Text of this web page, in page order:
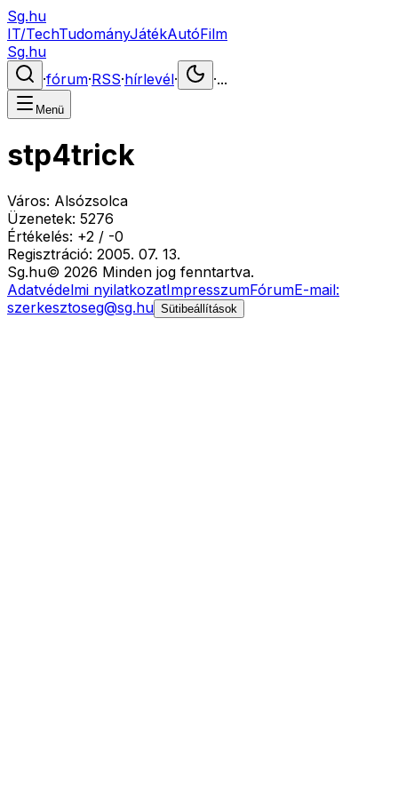
Sg.hu
IT/TechTudományJátékAutóFilm
Sg.hu
·fórum·RSS·hírlevél· ·...
Menü
stp4trick
Város: Alsózsolca
Üzenetek: 5276
Értékelés: +2 / -0
Regisztráció: 2005. 07. 13.
Sg.hu© 2026 Minden jog fenntartva.
Adatvédelmi nyilatkozatImpresszumFórumE-mail:
szerkesztoseg@sg.hu Sütibeállítások